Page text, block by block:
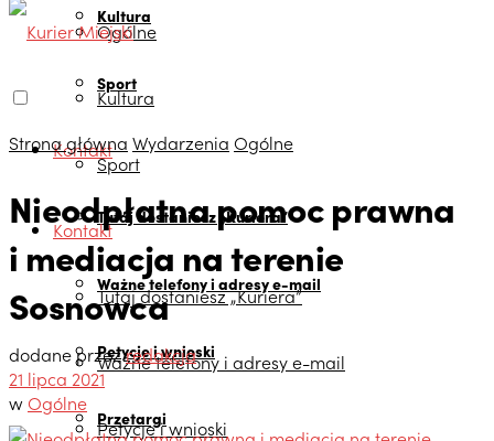
Kultura
Sport
Kontakt
Tutaj dostaniesz „Kuriera”
Ważne telefony i adresy e-mail
Petycje i wnioski
Przetargi
Ogólne
Kultura
Sport
Kontakt
Tutaj dostaniesz „Kuriera”
Ważne telefony i adresy e-mail
Petycje i wnioski
Strona główna Wydarzenia Ogólne
Nieodpłatna pomoc prawna
i mediacja na terenie
Sosnowca
dodane przezredakcja
21 lipca 2021
wOgólne